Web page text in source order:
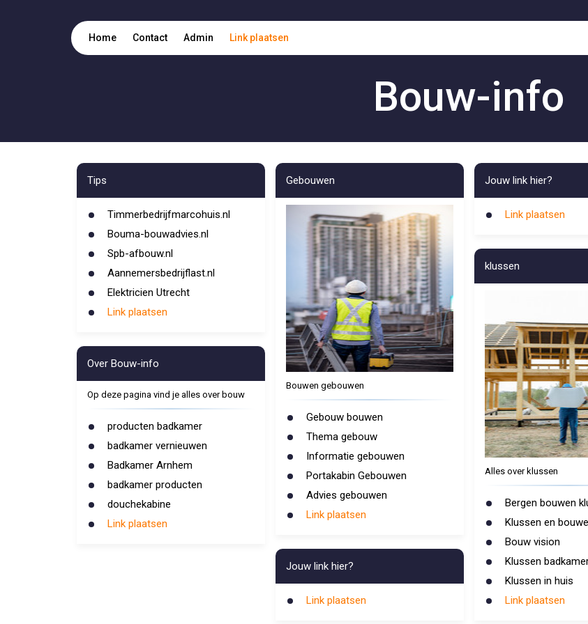
Home Contact Admin Link plaatsen
Bouw-info
Tips
Timmerbedrijfmarcohuis.nl
Bouma-bouwadvies.nl
Spb-afbouw.nl
Aannemersbedrijflast.nl
Elektricien Utrecht
Link plaatsen
Over Bouw-info
Op deze pagina vind je alles over bouw
producten badkamer
badkamer vernieuwen
Badkamer Arnhem
badkamer producten
douchekabine
Link plaatsen
Gebouwen
Bouwen gebouwen
Gebouw bouwen
Thema gebouw
Informatie gebouwen
Portakabin Gebouwen
Advies gebouwen
Link plaatsen
Jouw link hier?
Link plaatsen
Jouw link hier?
Link plaatsen
klussen
Alles over klussen
Bergen bouwen
Klussen en
Bouw vision
Klussen
Klussen in huis
Link plaatsen